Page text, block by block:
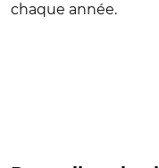
chaque année.